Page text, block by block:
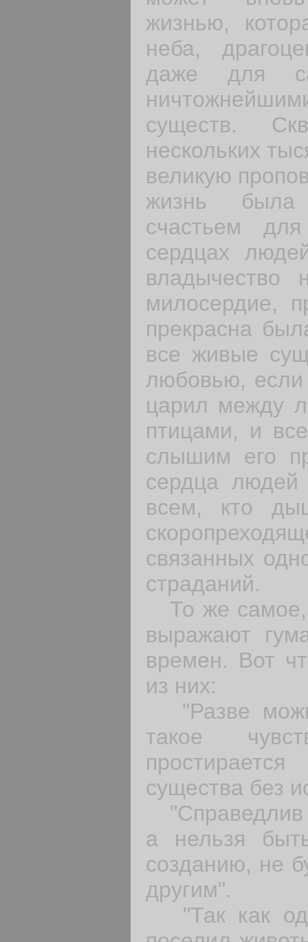
жизнью,
неба,
даже для
существ.
нескольких
великую
жизнь
счастьем
сердцах
влады­чество
милосердие,
прекрасна
все живые
любовью,
царил между
птицами, и
слышим его
сердца
всем, кто
связанных
страданий.
То же самое,
выражают
времен. Вот
из них:
"Разве
такое
существа без
"Справедлив
а нельзя
созданию, не
другим".
"Так как